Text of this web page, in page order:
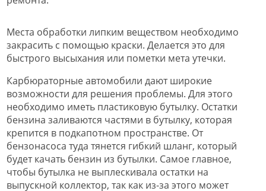
Места обработки липким веществом необходимо
закрасить с помощью краски. Делается это для
быстрого высыхания или пометки мета утечки.
Карбюраторные автомобили дают широкие
возможности для решения проблемы. Для этого
необходимо иметь пластиковую бутылку. Остатки
бензина заливаются частями в бутылку, которая
крепится в подкапотном пространстве. От
бензонасоса туда тянется гибкий шланг, который
будет качать бензин из бутылки. Самое главное,
чтобы бутылка не выплескивала остатки на
выпускной коллектор, так как из-за этого может